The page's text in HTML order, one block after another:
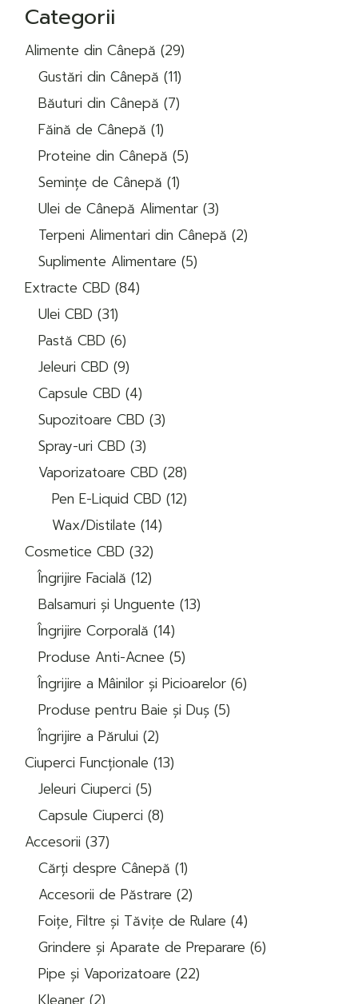
Categorii
Alimente din Cânepă 2929
de
produse
Gustări din Cânepă 1111
produse
Băuturi din Cânepă 77
produse
Făină de Cânepă 11
produs
Proteine din Cânepă 55
produse
Semințe de Cânepă 11
produs
Ulei de Cânepă Alimentar 33
produse
Terpeni Alimentari din Cânepă 22
produse
Suplimente Alimentare 55
produse
Extracte CBD 8484
de
Ulei CBD 3131
de
produse
Pastă CBD 66
produse
Jeleuri CBD 99
produse
Capsule CBD 44
produse
Supozitoare CBD 33
produse
Spray-uri CBD 33
produse
Vaporizatoare CBD 2828
de
produse
Pen E-Liquid CBD 1212
produse
Wax/Distilate 1414
produse
Cosmetice CBD 3232
de
produse
Îngrijire Facială 1212
produse
Balsamuri și Unguente 1313
produse
Îngrijire Corporală 1414
produse
Produse Anti-Acnee 55
produse
Îngrijire a Mâinilor și Picioarelor 66
produse
Produse pentru Baie și Duș 55
produse
Îngrijire a Părului 22
produse
Ciuperci Funcționale 1313
produse
Jeleuri Ciuperci 55
produse
Capsule Ciuperci 88
produse
Accesorii 3737
de
produse
Cărți despre Cânepă 11
produs
Accesorii de Păstrare 22
produse
Foițe, Filtre și Tăvițe de Rulare 44
produse
Grindere și Aparate de Preparare 66
produse
Pipe și Vaporizatoare 2222
de
Kleaner 22